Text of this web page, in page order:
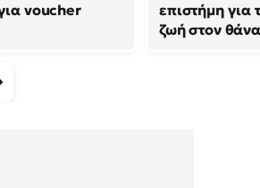
voucher
επιστήμη για
ζωή στον